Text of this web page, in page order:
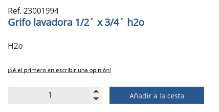
Ref. 23001994
Grifo lavadora 1/2´ x 3/4´ h2o
H2o
¡Sé el primero en escribir una opinión!
Añadir a la cesta